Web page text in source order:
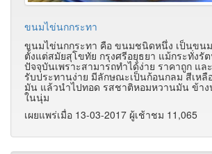
ขนมไข่นกกระทา
ขนมไข่นกกระทา คือ ขนมชนิดหนึ่ง เป็นขน
ตั้งแต่สมัยสุโขทัย กรุงศรีอยุธยา แม้กระทั่งรั
ปัจจุบันเพราะสามารถทำได้ง่าย ราคาถูก แ
รับประทานง่าย มีลักษณะเป็นก้อนกลม สีเหลื
มัน แล้วนำไปทอด รสชาติหอมหวานมัน ข้าง
ในนุ่ม
เผยแพร่เมื่อ 13-03-2017 ผู้เช้าชม 11,065